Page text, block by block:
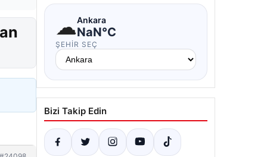
☁Ankara
NaN°C
ŞEHIR SEÇ
Bizi Takip Edin